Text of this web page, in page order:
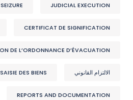
JUDICIAL EXECUTION
CERTIFICAT DE SIGNIFICATION
DE L’ORDONNANCE D’ÉVACUATION
الالتزام القانوني SAISIE DES BIENS
REPORTS AND DOCUMENTATION